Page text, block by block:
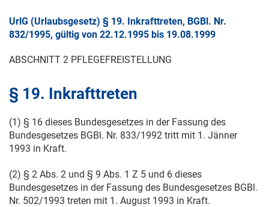
UrlG (Urlaubsgesetz) § 19. Inkrafttreten, BGBl. Nr.
832/1995, gültig von 22.12.1995 bis 19.08.1999
ABSCHNITT 2 PFLEGEFREISTELLUNG
§ 19. Inkrafttreten
(1) § 16 dieses Bundesgesetzes in der Fassung des
Bundesgesetzes BGBl. Nr. 833/1992 tritt mit 1. Jänner
1993 in Kraft.
(2) § 2 Abs. 2 und § 9 Abs. 1 Z 5 und 6 dieses
Bundesgesetzes in der Fassung des Bundesgesetzes BGBl.
Nr. 502/1993 treten mit 1. August 1993 in Kraft.